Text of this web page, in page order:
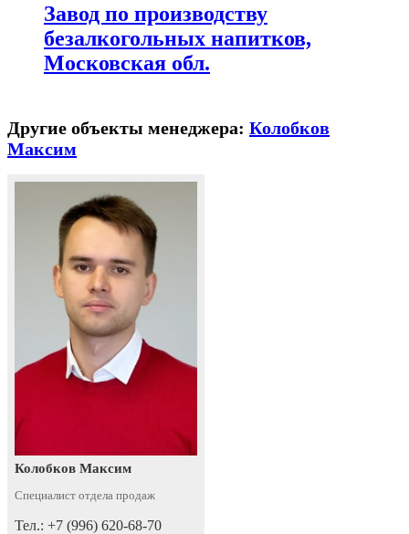
Завод по производству
безалкогольных напитков,
Московская обл.
Другие объекты менеджера: Колобков
Максим
Колобков Максим
Специалист отдела продаж
Тел.: +7 (996) 620-68-70